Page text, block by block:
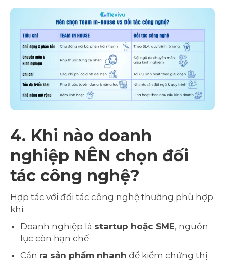
4. Khi nào doanh
nghiệp NÊN chọn đối
tác công nghệ?
Hợp tác với đối tác công nghệ thường phù hợp
khi:
Doanh nghiệp là startup hoặc SME, nguồn
lực còn hạn chế
Cần ra sản phẩm nhanh để kiểm chứng thị